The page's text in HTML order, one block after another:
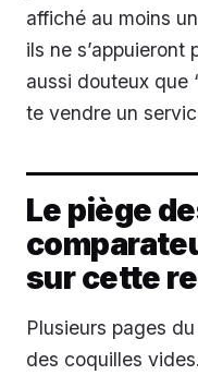
affiché au moins
ils ne s’appuieront
aussi douteux que
te vendre un
Le piège
sur cette
Plusieurs pages
des coquilles